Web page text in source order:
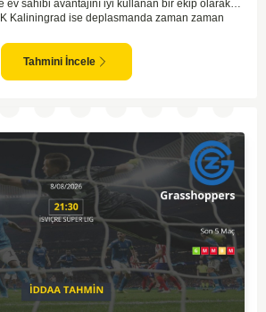
ev sahibi avantajını iyi kullanan bir ekip olarak
Kaliningrad ise deplasmanda zaman zaman
alarak gol yollarında etkili olması, maçın
faktör olarak değerlendiriliyor. Bununla birlikte,
kırabilmesi, maçı daha heyecanlı hale
Tahmini İncele